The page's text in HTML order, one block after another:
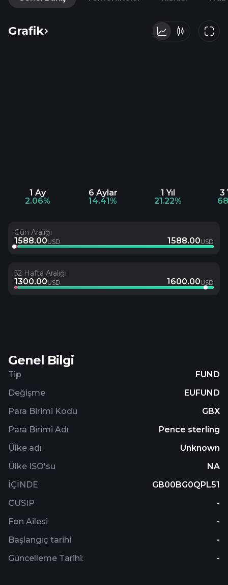
Grafik
1 Ay
2.06%
6 Aylar
14.41%
1 Yıl
21.22%
3
Gün Aralığı
1588.00USD 1588.00USD
52 Hafta Aralığı
1300.00USD 1600.00USD
Genel Bilgi
Tip
FUND
Değişme
EUFUND
Para Birimi Kodu
GBX
Para Birimi Adı
Pence sterling
Ülke adı
Unknown
Ülke ISO'su
NA
İÇİNDE
GB00BG0QPL51
CUSIP
-
Fon Ailesi
-
Başlangıç ​​tarihi
-
Güncelleme Tarihi:
-